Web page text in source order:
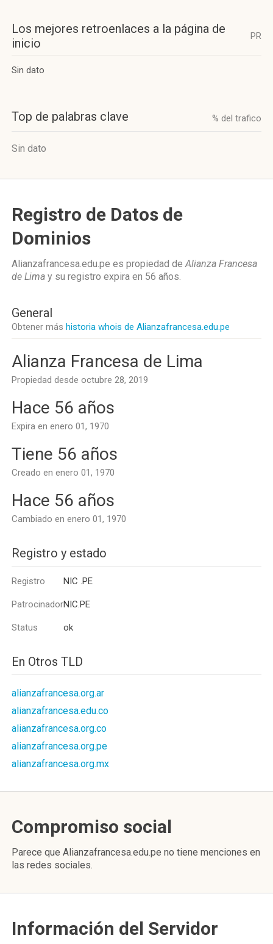
Los mejores retroenlaces a la página de
inicio
PR
Sin dato
Top de palabras clave % del trafico
Sin dato
Registro de Datos de
Dominios
Alianzafrancesa.edu.pe es propiedad deAlianza Francesa
de Lima y su registro expira en 56 años.
General
Obtener más historia whois de Alianzafrancesa.edu.pe
Alianza Francesa de Lima
Propiedad desde octubre 28, 2019
Hace 56 años
Expira en enero 01, 1970
Tiene 56 años
Creado en enero 01, 1970
Hace 56 años
Cambiado en enero 01, 1970
Registro y estado
Registro NIC .PE
PatrocinadorNIC.PE
Status ok
En Otros TLD
alianzafrancesa.org.ar
alianzafrancesa.edu.co
alianzafrancesa.org.co
alianzafrancesa.org.pe
alianzafrancesa.org.mx
Compromiso social
Parece que Alianzafrancesa.edu.pe no tiene menciones en
las redes sociales.
Información del Servidor